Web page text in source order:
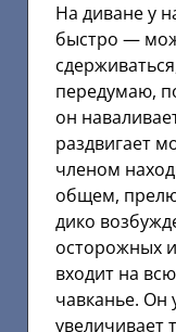
На диване у
быстро —
передумаю,
он
раздвигает
членом
общем,
дико
осторожных
входит на
чавканье. Он
увеличивает